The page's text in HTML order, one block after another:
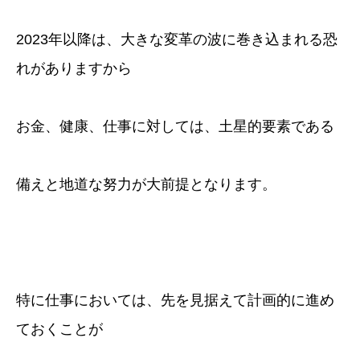
2023年以降は、大きな変革の波に巻き込まれる恐
れがありますから
お金、健康、仕事に対しては、土星的要素である
備えと地道な努力が大前提となります。
特に仕事においては、先を見据えて計画的に進め
ておくことが